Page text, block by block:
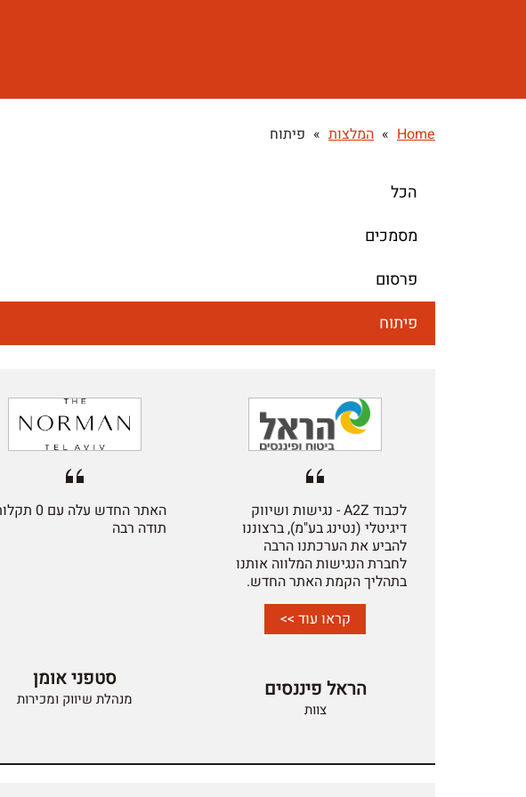
Home
» המלצות » פיתוח
הכל
מסמכים
פרסום
פיתוח
לכבוד A2Z - נגישות ושיווק
דיגיטלי (נטינג בע"מ), ברצוננו
להביע את הערכתנו הרבה
לחברת הנגישות המלווה אותנו
בתהליך הקמת האתר החדש.
לאורך כל הדרך קיבלנו שירות
מקצועי, יסודי וזמין, תוך הקפדה
על סטנדרטים גבוהים, מענה
בשקיפות ובשיתוף פעולה מלא,
וסיפקה לנו תחושת ביטחון
ארגון המחפש ליווי איכותי,
קראו עוד >>
הראל פיננסים
צוות
האתר החדש עלה עם
תודה רבה
סטפני אומן
מנהלת שיווק ומכירות